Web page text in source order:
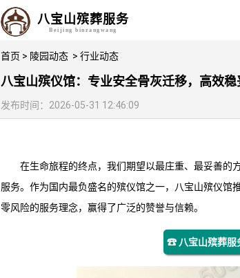
八宝山殡葬服务
Beijing binzangwang
首页 > 陵园动态 > 行业动态
八宝山殡仪馆：专业安全骨灰迁移，高效
发布时间：2026-05-31 12:46:09
在生命旅程的终点，我们期望以最庄重、最妥善的
服务。作为国内最负盛名的殡仪馆之一，
八宝山殡仪馆
零风险的服务理念，赢得了广泛的赞誉与信赖。
☎ 八宝山殡葬服